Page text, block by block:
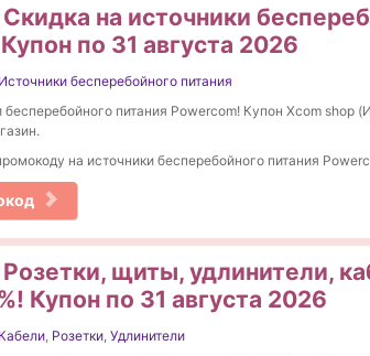
на источники
по 31 августа 2026
Источники бесперебойного питания
бесперебойного питания Powercom! Купон Xcom shop
на источники бесперебойного питания
щиты, удлинители,
Купон по 31 августа 2026
Кабели, Розетки, Удлинители